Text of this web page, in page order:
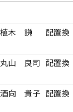
植木 謙
配置換
丸山 良司 配置換
酒向 貴子 配置換